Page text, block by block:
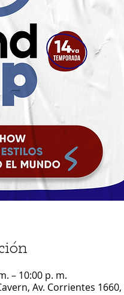
– 10:00 p. m.
Av. Corrientes